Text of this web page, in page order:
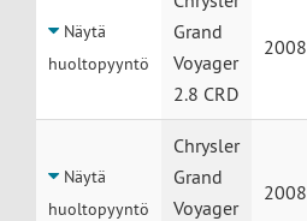
Näytä
huoltopyyntö
Grand
Voyager
2.8 CRD
2008
Näytä
huoltopyyntö
Chrysler
Grand
Voyager
2008